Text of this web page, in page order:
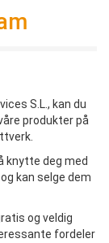
S.L., kan du
produkter på
knytte deg med
kan selge dem
og veldig
fordeler